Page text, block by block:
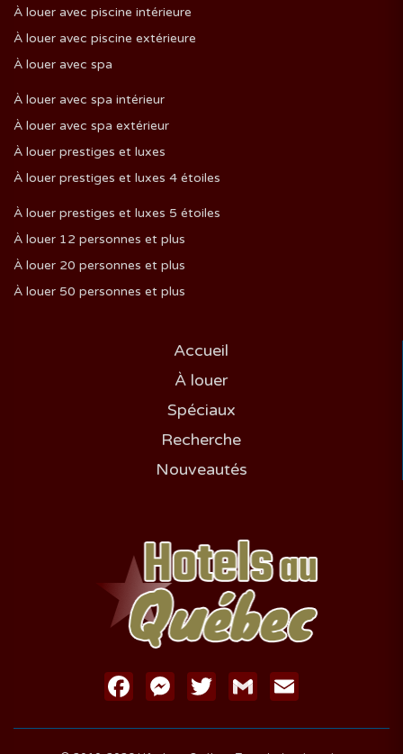
À louer avec piscine intérieure
À louer avec piscine extérieure
À louer avec spa
À louer avec spa intérieur
À louer avec spa extérieur
À louer prestiges et luxes
À louer prestiges et luxes 4 étoiles
À louer prestiges et luxes 5 étoiles
À louer 12 personnes et plus
À louer 20 personnes et plus
À louer 50 personnes et plus
Accueil
À louer
Spéciaux
Recherche
Nouveautés
FacebookMessenger
Twitter Gmail